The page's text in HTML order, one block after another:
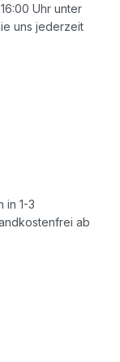
Uhr unter
uns jederzeit
in 1-3
ab